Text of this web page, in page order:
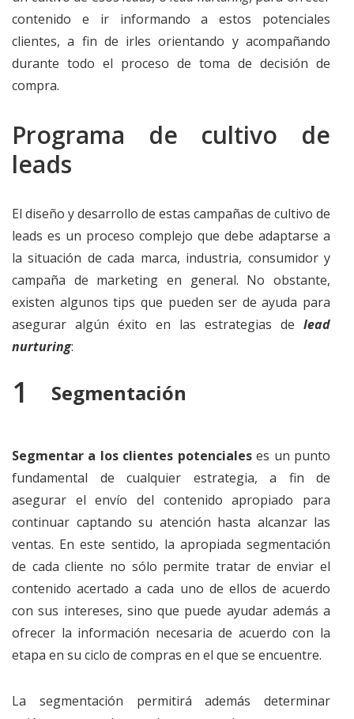
contenido e ir informando a estos potenciales
clientes, a fin de irles orientando y acompañando
durante todo el proceso de toma de decisión de
compra.
Programa de cultivo de
leads
El diseño y desarrollo de estas campañas de cultivo de
leads es un proceso complejo que debe adaptarse a
la situación de cada marca, industria, consumidor y
campaña de marketing en general. No obstante,
existen algunos tips que pueden ser de ayuda para
asegurar algún éxito en las estrategias de lead
nurturing:
Segmentación
Segmentar a los clientes potencialeses un punto
fundamental de cualquier estrategia, a fin de
asegurar el envío del contenido apropiado para
continuar captando su atención hasta alcanzar las
ventas. En este sentido, la apropiada segmentación
de cada cliente no sólo permite tratar de enviar el
contenido acertado a cada uno de ellos de acuerdo
con sus intereses, sino que puede ayudar además a
ofrecer la información necesaria de acuerdo con la
etapa en su ciclo de compras en el que se encuentre.
La segmentación permitirá además determinar